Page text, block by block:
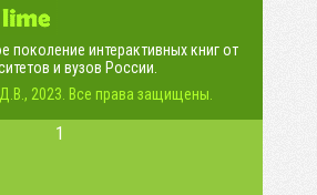
поколение интерактивных книг от
и вузов России.
2023. Все права защищены.
1